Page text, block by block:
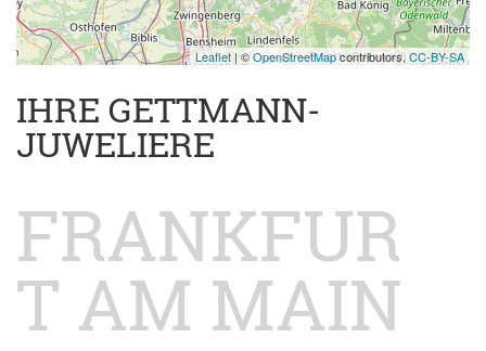
Leaflet | ©OpenStreetMapcontributors,CC-BY-SA
IHRE GETTMANN-
JUWELIERE
FRANKFUR
T AM MAIN